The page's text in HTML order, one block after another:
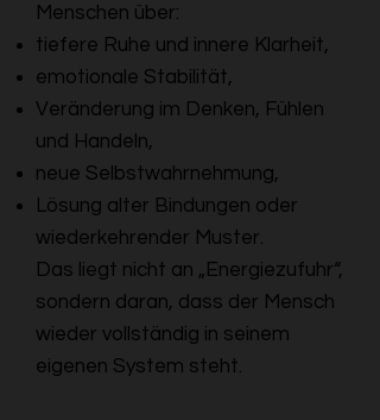
Menschen über:
tiefere Ruhe und innere Klarheit,
emotionale Stabilität,
Veränderung im Denken, Fühlen
und Handeln,
neue Selbstwahrnehmung,
Lösung alter Bindungen oder
wiederkehrender Muster.
Das liegt nicht an „Energiezufuhr“,
sondern daran, dass der Mensch
wieder vollständig in seinem
eigenen System steht.